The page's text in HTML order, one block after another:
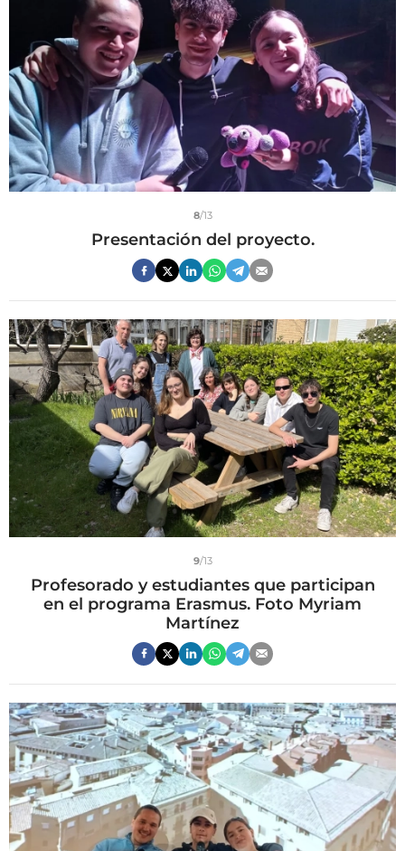
8/13
Presentación del proyecto.
9/13
Profesorado y estudiantes que participan
en el programa Erasmus. Foto Myriam
Martínez